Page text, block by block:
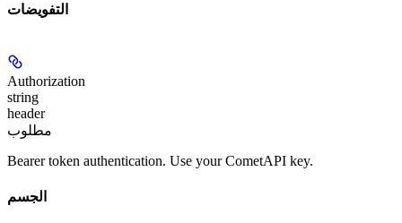
التفويضات
Authorization
string
header
مطلوب
Bearer token authentication. Use your CometAPI key.
الجسم